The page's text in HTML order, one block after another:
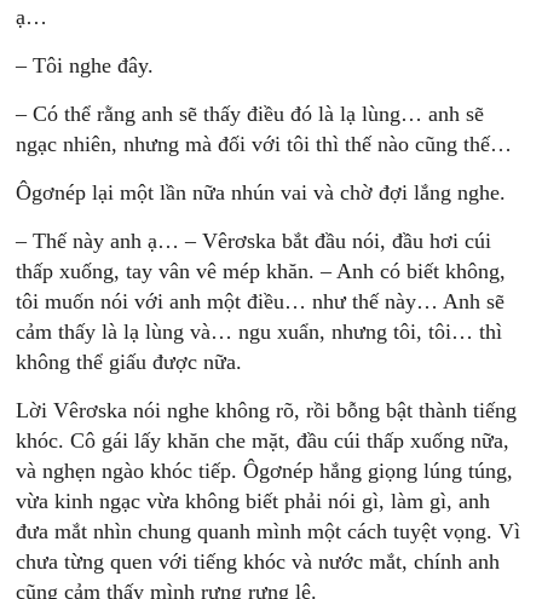
ạ…
– Tôi nghe đây.
– Có thể rằng anh sẽ thấy điều đó là lạ lùng… anh sẽ
ngạc nhiên, nhưng mà đối với tôi thì thế nào cũng thế…
Ôgơnép lại một lần nữa nhún vai và chờ đợi lắng nghe.
– Thế này anh ạ… – Vêrơska bắt đầu nói, đầu hơi cúi
thấp xuống, tay vân vê mép khăn. – Anh có biết không,
tôi muốn nói với anh một điều… như thế này… Anh sẽ
cảm thấy là lạ lùng và… ngu xuẩn, nhưng tôi, tôi… thì
không thể giấu được nữa.
Lời Vêrơska nói nghe không rõ, rồi bỗng bật thành tiếng
khóc. Cô gái lấy khăn che mặt, đầu cúi thấp xuống nữa,
và nghẹn ngào khóc tiếp. Ôgơnép hắng giọng lúng túng,
vừa kinh ngạc vừa không biết phải nói gì, làm gì, anh
đưa mắt nhìn chung quanh mình một cách tuyệt vọng. Vì
chưa từng quen với tiếng khóc và nước mắt, chính anh
cũng cảm thấy mình rưng rưng lệ.